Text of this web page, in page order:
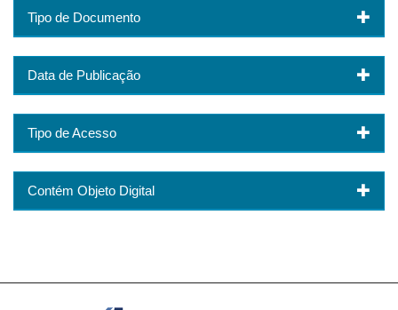
Tipo de Documento
Data de Publicação
Tipo de Acesso
Contém Objeto Digital